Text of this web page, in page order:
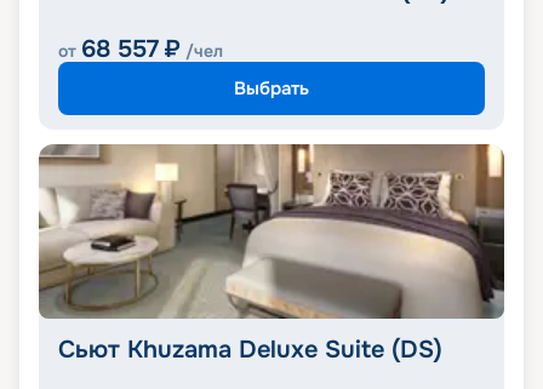
от 68 557 ₽ /чел
Выбрать
Сьют Khuzama Deluxe Suite (DS)